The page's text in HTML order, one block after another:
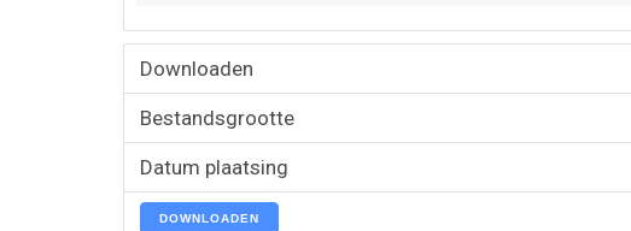
Downloaden
Bestandsgrootte
Datum plaatsing
DOWNLOADEN